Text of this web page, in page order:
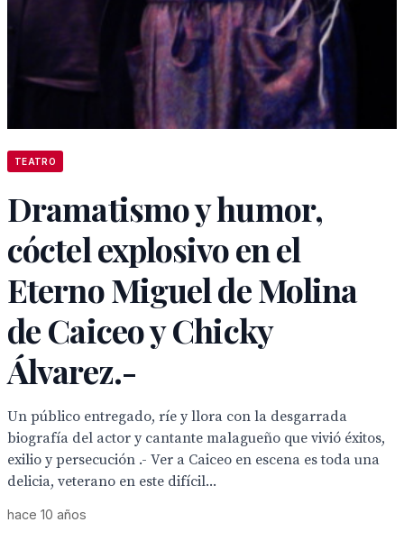
TEATRO
Dramatismo y humor,
cóctel explosivo en el
Eterno Miguel de Molina
de Caiceo y Chicky
Álvarez.-
Un público entregado, ríe y llora con la desgarrada
biografía del actor y cantante malagueño que vivió éxitos,
exilio y persecución .- Ver a Caiceo en escena es toda una
delicia, veterano en este difícil...
hace 10 años